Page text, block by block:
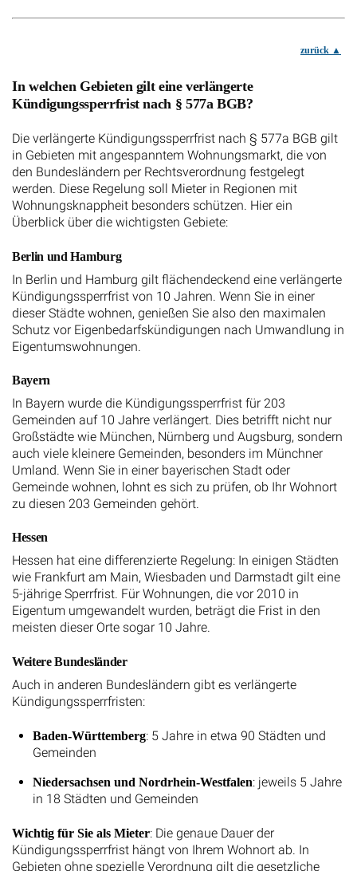
zurück
In welchen Gebieten gilt eine verlängerte
Kündigungssperrfrist nach § 577a BGB?
Die verlängerte Kündigungssperrfrist nach § 577a BGB gilt
in Gebieten mit angespanntem Wohnungsmarkt, die von
den Bundesländern per Rechtsverordnung festgelegt
werden. Diese Regelung soll Mieter in Regionen mit
Wohnungsknappheit besonders schützen. Hier ein
Überblick über die wichtigsten Gebiete:
Berlin und Hamburg
In Berlin und Hamburg gilt flächendeckend eine verlängerte
Kündigungssperrfrist von 10 Jahren. Wenn Sie in einer
dieser Städte wohnen, genießen Sie also den maximalen
Schutz vor Eigenbedarfskündigungen nach Umwandlung in
Eigentumswohnungen.
Bayern
In Bayern wurde die Kündigungssperrfrist für 203
Gemeinden auf 10 Jahre verlängert. Dies betrifft nicht nur
Großstädte wie München, Nürnberg und Augsburg, sondern
auch viele kleinere Gemeinden, besonders im Münchner
Umland. Wenn Sie in einer bayerischen Stadt oder
Gemeinde wohnen, lohnt es sich zu prüfen, ob Ihr Wohnort
zu diesen 203 Gemeinden gehört.
Hessen
Hessen hat eine differenzierte Regelung: In einigen Städten
wie Frankfurt am Main, Wiesbaden und Darmstadt gilt eine
5-jährige Sperrfrist. Für Wohnungen, die vor 2010 in
Eigentum umgewandelt wurden, beträgt die Frist in den
meisten dieser Orte sogar 10 Jahre.
Weitere Bundesländer
Auch in anderen Bundesländern gibt es verlängerte
Kündigungssperrfristen:
Baden-Württemberg: 5 Jahre in etwa 90 Städten und
Gemeinden
Niedersachsen und Nordrhein-Westfalen: jeweils 5 Jahre
in 18 Städten und Gemeinden
Wichtig für Sie als Mieter: Die genaue Dauer der
Kündigungssperrfrist hängt von Ihrem Wohnort ab. In
Gebieten ohne spezielle Verordnung gilt die gesetzliche